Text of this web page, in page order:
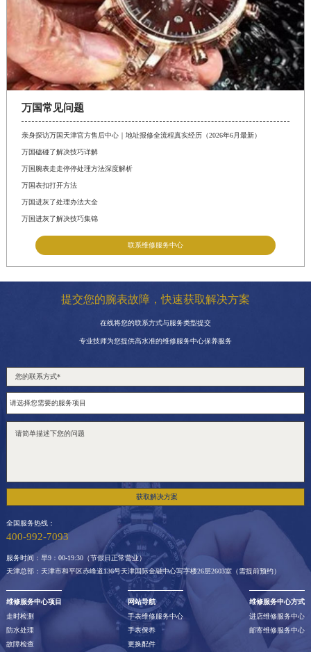
万国常见问题
亲身探访万国天津官方售后中心｜地址报修全流程真实经历（2026年6月最新）
万国磕碰了解决技巧详解
万国腕表走走停停处理方法深度解析
万国表扣打开方法
万国进灰了处理办法大全
万国进灰了解决技巧集锦
联系维修服务中心
提交您的腕表故障，快速获取解决方案
在线将您的联系方式与服务类型提交
专业技师为您提供高水准的维修服务中心保养服务
获取解决方案
全国服务热线：
400-992-7093
服务时间：早9：00-19:30（节假日正常营业）
天津总部：天津市和平区赤峰道136号天津国际金融中心写字楼26层2603室（需提前预约）
维修服务中心项目
走时检测
防水处理
故障检查
网站导航
手表维修服务中心
手表保养
更换配件
维修服务中心方式
进店维修服务中心
邮寄维修服务中心